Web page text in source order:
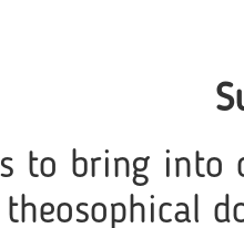
to bring into